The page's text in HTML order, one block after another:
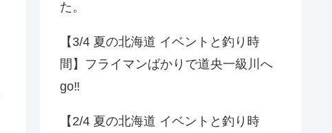
た。
【3/4 夏の北海道 イベントと釣り時
間】フライマンばかりで道央一級川へ
go‼️
【2/4 夏の北海道 イベントと釣り時